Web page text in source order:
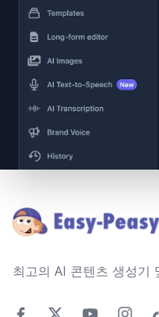
최고의 AI 콘텐츠 생성기